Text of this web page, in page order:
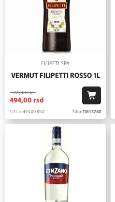
FILIPETI SPA
VERMUT FILIPETTI ROSSO 1L
555,00rsd
494,00 rsd
1/1 L = 494,00RSD Šifra:TM13740